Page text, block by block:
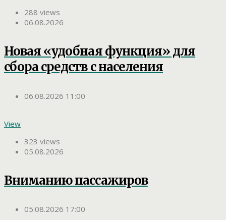
288 views
06.08.2026
Новая «удобная функция» для
сбора средств с населения
06.08.2026 11:00
View
323 views
05.08.2026
Вниманию пассажиров
05.08.2026 17:00